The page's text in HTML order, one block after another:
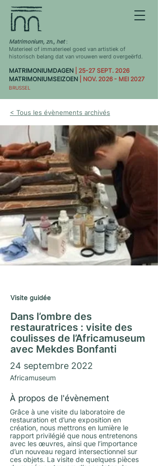
Matrimonium, zn., het :
Materieel of immaterieel goed van artistiek of
historisch belang dat van vrouwen werd overgeërfd.
MATRIMONIUMDAGEN | 25-27 SEPT. 2026
MATRIMONIUMSEIZOEN | NOV. 2026 - MEI 2027
BRUSSEL
< Tous les évènements archivés
Visite guidée
Dans l’ombre des
restauratrices : visite des
coulisses de l’Africamuseum
avec Mekdes Bonfanti
24 septembre 2022
Africamuseum
À propos de l'évènement
Grâce à une visite du laboratoire de
restauration et d’une exposition en
création, nous mettrons en lumière le
rapport privilégié que nous entretenons
avec les œuvres, ainsi que l’importance
d’un nouveau regard intersectionnel sur
ces objets. La visite de quelques pièces